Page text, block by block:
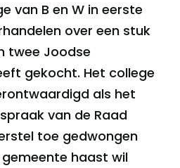
van B en W in eerste
over een stuk
twee Joodse
gekocht. Het college
als het
van de Raad
toe gedwongen
haast wil